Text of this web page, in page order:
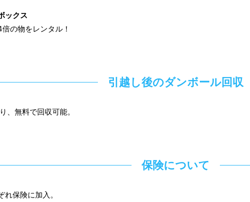
ックス
の物をレンタル！
引越し後のダンボール回収
、無料で回収可能。
保険について
れ保険に加入。